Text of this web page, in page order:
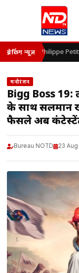
ब्रेकिंग न्यूज़ Philippe
मनोरंजन
Bigg Boss 19:
के साथ सलमान
फैसले अब
Bureau NOTD 23